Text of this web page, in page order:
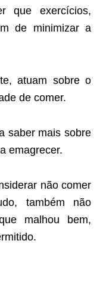
que exercícios,
de minimizar a
atuam sobre o
de comer.
saber mais sobre
emagrecer.
não comer
também não
malhou bem,